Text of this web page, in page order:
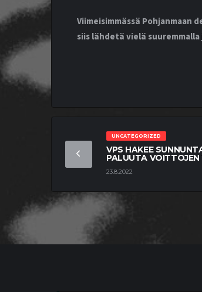
Viimeisimmässä Pohjanmaan
siis lähdetä vielä
UNCATEGORIZED
VPS HAKEE
PALUUTA VOITTOJEN
23.8.2022